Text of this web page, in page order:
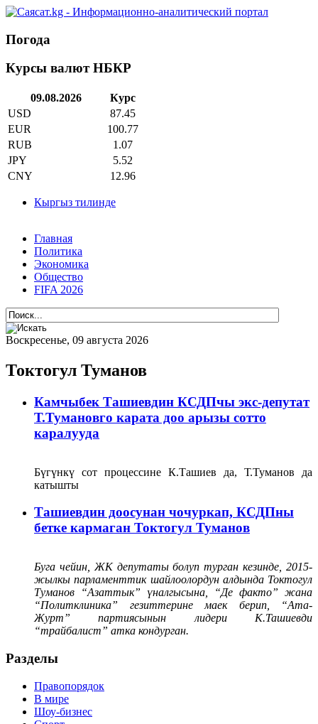
Погода
Курсы валют НБКР
09.08.2026
Курс
USD
87.45
EUR
100.77
RUB
1.07
JPY
5.52
CNY
12.96
Кыргыз тилинде
Главная
Политика
Экономика
Общество
FIFA 2026
Воскресенье, 09 августа 2026
Токтогул Туманов
Камчыбек Ташиевдин КСДПчы экс-депутат
Т.Тумановго карата доо арызы сотто
каралууда
Бүгүнкү сот процессине К.Ташиев да, Т.Туманов да
катышты
Ташиевдин доосунан чочуркап, КСДПны
бетке кармаган Токтогул Туманов
Буга чейин, ЖК депутаты болуп турган кезинде, 2015-
жылкы парламенттик шайлоолордун алдында Токтогул
Туманов “Азаттык” үналгысына, “Де факто” жана
“Политклиника” гезиттерине маек берип, “Ата-
Журт” партиясынын лидери К.Ташиевди
“трайбалист” атка кондурган.
Разделы
Правопорядок
В мире
Шоу-бизнес